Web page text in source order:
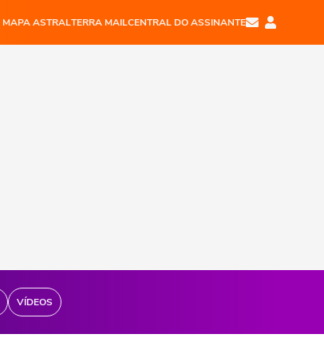
MAPA ASTRALTERRA MAILCENTRAL DO ASSINANTE
VÍDEOS